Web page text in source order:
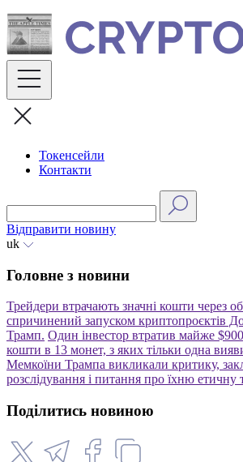
Skip
to
content
Токенсейли
Контакти
Відправити новину
uk
Головне з новини
Трейдери втрачають значні кошти через
спричинений запуском криптопроєктів
Трамп. Один інвестор втратив майже
кошти в 13 монет, з яких тільки одна
Мемкоїни Трампа викликали критику,
розслідування і питання про їхню етичну
Поділитись новиною